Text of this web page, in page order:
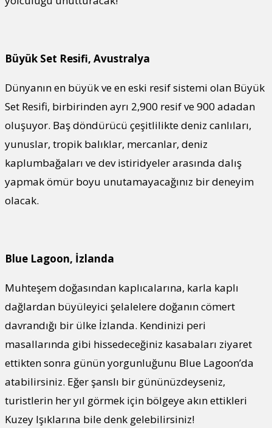
Büyük Set Resifi, Avustralya
Dünyanın en büyük ve en eski resif sistemi olan Büyük
Set Resifi, birbirinden ayrı 2,900 resif ve 900 adadan
oluşuyor. Baş döndürücü çeşitlilikte deniz canlıları,
yunuslar, tropik balıklar, mercanlar, deniz
kaplumbağaları ve dev istiridyeler arasında dalış
yapmak ömür boyu unutamayacağınız bir deneyim
olacak.
Blue Lagoon, İzlanda
Muhteşem doğasından kaplıcalarına, karla kaplı
dağlardan büyüleyici şelalelere doğanın cömert
davrandığı bir ülke İzlanda. Kendinizi peri
masallarında gibi hissedeceğiniz kasabaları ziyaret
ettikten sonra günün yorgunluğunu Blue Lagoon’da
atabilirsiniz. Eğer şanslı bir gününüzdeyseniz,
turistlerin her yıl görmek için bölgeye akın ettikleri
Kuzey Işıklarına bile denk gelebilirsiniz!